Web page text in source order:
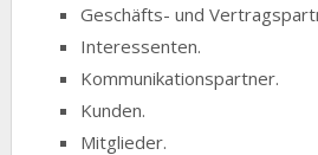
Geschäfts- und
Interessenten.
Kommunikationspartner.
Kunden.
Mitglieder.